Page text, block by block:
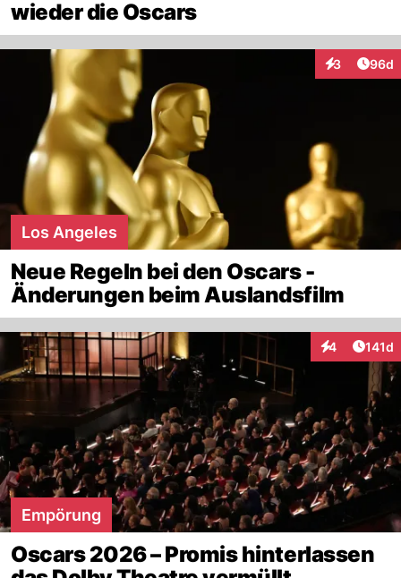
wieder die Oscars
3
Interaktionen
96d
Los Angeles
Neue Regeln bei den Oscars -
Änderungen beim Auslandsfilm
4
Interaktionen
141d
Empörung
Oscars 2026 – Promis hinterlassen